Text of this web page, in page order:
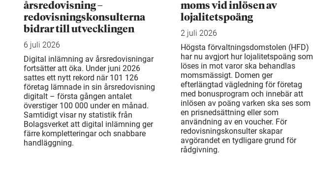
årsredovisning –
redovisningskonsulterna
bidrar till utvecklingen
6 juli 2026
Digital inlämning av årsredovisningar
fortsätter att öka. Under juni 2026
sattes ett nytt rekord när 101 126
företag lämnade in sin årsredovisning
digitalt – första gången antalet
överstiger 100 000 under en månad.
Samtidigt visar ny statistik från
Bolagsverket att digital inlämning ger
färre kompletteringar och snabbare
handläggning.
moms vid inlösen av
lojalitetspoäng
2 juli 2026
Högsta förvaltningsdomstolen (HFD)
har nu avgjort hur lojalitetspoäng som
löses in mot varor ska behandlas
momsmässigt. Domen ger
efterlängtad vägledning för företag
med bonusprogram och innebär att
inlösen av poäng varken ska ses som
en prisnedsättning eller som
användning av en voucher. För
redovisningskonsulter skapar
avgörandet en tydligare grund för
rådgivning.